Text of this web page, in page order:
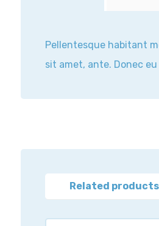
Pellentesque habitant
sit amet, ante. Donec
Related products